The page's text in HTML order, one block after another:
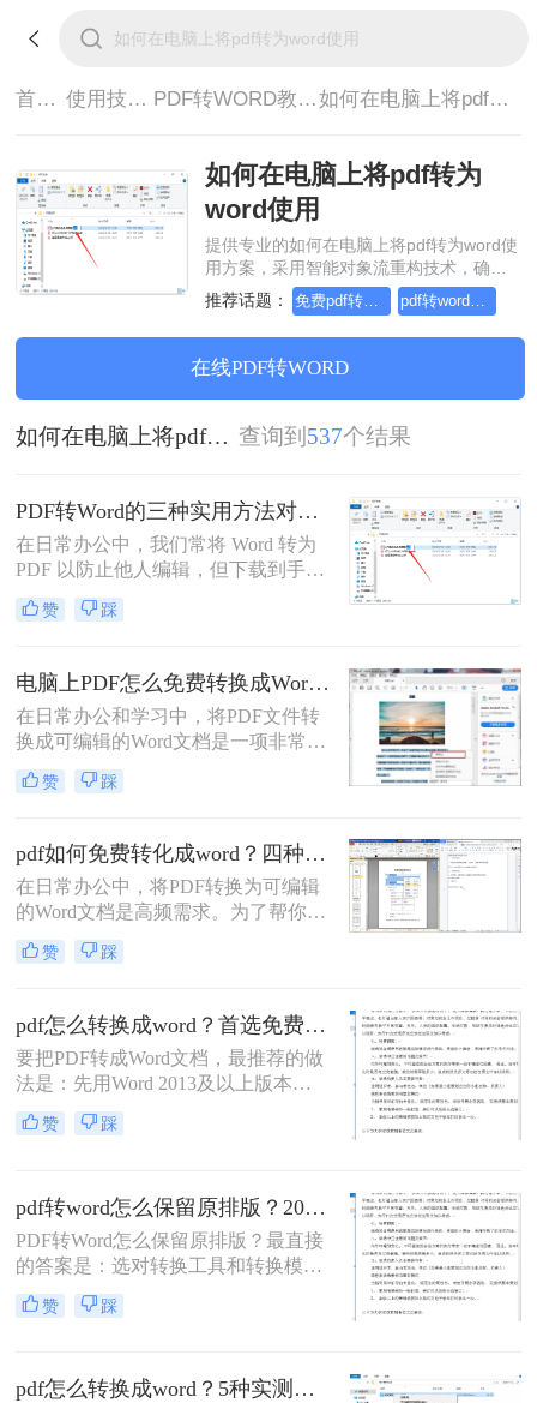
首页> 使用技巧> PDF转WORD教程> 如何在电脑上将pdf转为word使用
如何在电脑上将pdf转为
word使用
提供专业的如何在电脑上将pdf转为word使
用方案，采用智能对象流重构技术，确保
文档1:1高保真还原且排版不乱码。支持一
键批量处理，全链路 SSL 加密保障隐私安
全。助您快速实现如何在电脑上将pdf转为
word使用，无需安装，高效办公。
推荐话题： 免费pdf转word的三种方法
在线PDF转WORD
如何在电脑上将pdf转为word使用 查询到 537个结果
PDF转Word的三种实用方法对比：可编辑、保格式、避风险！
在日常办公中，我们常将 Word 转为
PDF 以防止他人编辑，但下载到手的
PDF 往往又需要修改内容，这时就不
得不将 PDF 再转回 Word。然而，很
错乱，要么工具捆绑广告，甚至文件
受损。那么 PDF 如何改成 Word 文
档？本文从 转换质量、操作难度、文
件安全、批量能力 四个维度，对比三
种主流方法，帮助您快速选出最合适
的那一种。
赞 踩
电脑上PDF怎么免费转换成Word？四种方法对比与实操指南（附详细表格）!
在日常办公和学习中，将PDF文件转
换成可编辑的Word文档是一项非常高
频的需求。PDF虽然版式固定、不易
篡改，但编辑修改较为困难，而Word
为了帮你快速选出最适合自己的转换
方式，下表汇总了四种主流免费方法
的核心差异：
赞 踩
pdf如何免费转化成word？四种方法对比与实操指南（附详细表格）
在日常办公中，将PDF转换为可编辑
的Word文档是高频需求。为了帮你快
速选出最适合自己的方案，下表汇总
了四种主流免费方法的核心差异：
赞 踩
pdf怎么转换成word？首选免费工具，复杂文件再上专业软件！
要把PDF转成Word文档，最推荐的做
法是：先用Word 2013及以上版本直
接打开PDF（免费、无损）、再用
Google Drive在线转换（免费、云
底。
赞 踩
pdf转word怎么保留原排版？2026最新实测，这5种方法从免费到专业全搞定！
PDF转Word怎么保留原排版？最直接
的答案是：选对转换工具和转换模式
——可编辑PDF优先用Word直接打开
或专业转换软件的“排版优先”模式，
排版错乱、表格移位、字体变样等问
赞 踩
pdf怎么转换成word？5种实测方法，从免费到专业全攻略！